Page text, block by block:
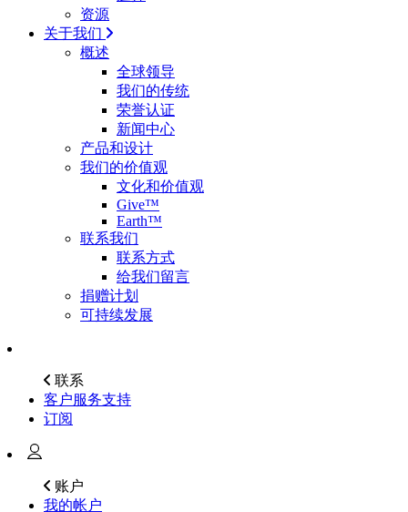
资源
关于我们
概述
全球领导
我们的传统
荣誉认证
新闻中心
产品和设计
我们的价值观
文化和价值观
Give™
Earth™
联系我们
联系方式
给我们留言
捐赠计划
可持续发展
联系
客户服务支持
订阅
账户
我的帐户